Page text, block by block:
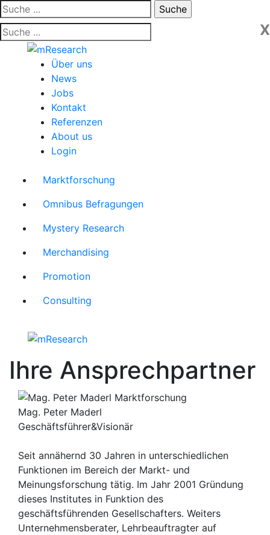
Skip
to
content
Suche:
X
Über uns
News
Jobs
Kontakt
Referenzen
About us
Login
Marktforschung
Omnibus Befragungen
Mystery Research
Merchandising
Promotion
Consulting
Ihre Ansprechpartner
Mag. Peter Maderl
Geschäftsführer&Visionär
Seit annähernd 30 Jahren in unterschiedlichen
Funktionen im Bereich der Markt- und
Meinungsforschung tätig. Im Jahr 2001 Gründung
dieses Institutes in Funktion des
geschäftsführenden Gesellschafters. Weiters
Unternehmensberater, Lehrbeauftragter auf